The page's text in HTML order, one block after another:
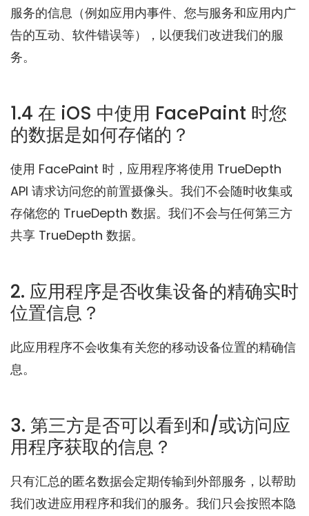
服务的信息（例如应用内事件、您与服务和应用内广
告的互动、软件错误等），以便我们改进我们的服
务。
1.4 在 iOS 中使用 FacePaint 时您
的数据是如何存储的？
使用 FacePaint 时，应用程序将使用 TrueDepth
API 请求访问您的前置摄像头。我们不会随时收集或
存储您的 TrueDepth 数据。我们不会与任何第三方
共享 TrueDepth 数据。
2. 应用程序是否收集设备的精确实时
位置信息？
此应用程序不会收集有关您的移动设备位置的精确信
息。
3. 第三方是否可以看到和/或访问应
用程序获取的信息？
只有汇总的匿名数据会定期传输到外部服务，以帮助
我们改进应用程序和我们的服务。我们只会按照本隐